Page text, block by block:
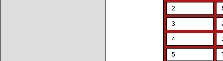
2
3
4
5